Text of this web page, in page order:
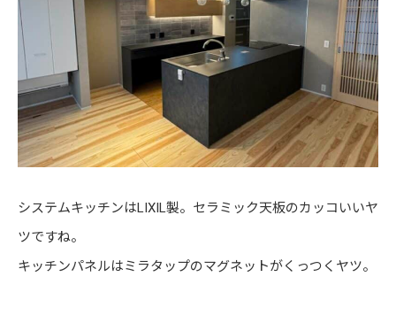
システムキッチンはLIXIL製。セラミック天板のカッコいいヤ
ツですね。
キッチンパネルはミラタップのマグネットがくっつくヤツ。